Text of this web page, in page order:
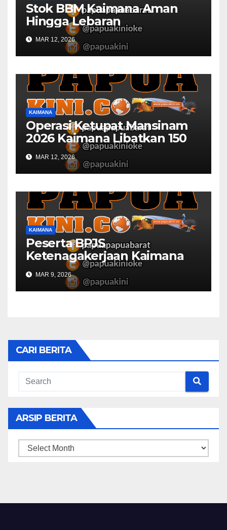
Stok BBM Kaimana Aman
Hingga Lebaran
MAR 12, 2026
KAIMANA
Operasi Ketupat Mansinam
2026 Kaimana Libatkan 150
Personil Gabungan
MAR 12, 2026
KAIMANA
Peserta BPJS
Ketenagakerjaan Kaimana
Berkurang 53 Persen di 2026
MAR 9, 2026
CARI BERITA
ARSIP BERITA
ARSIP